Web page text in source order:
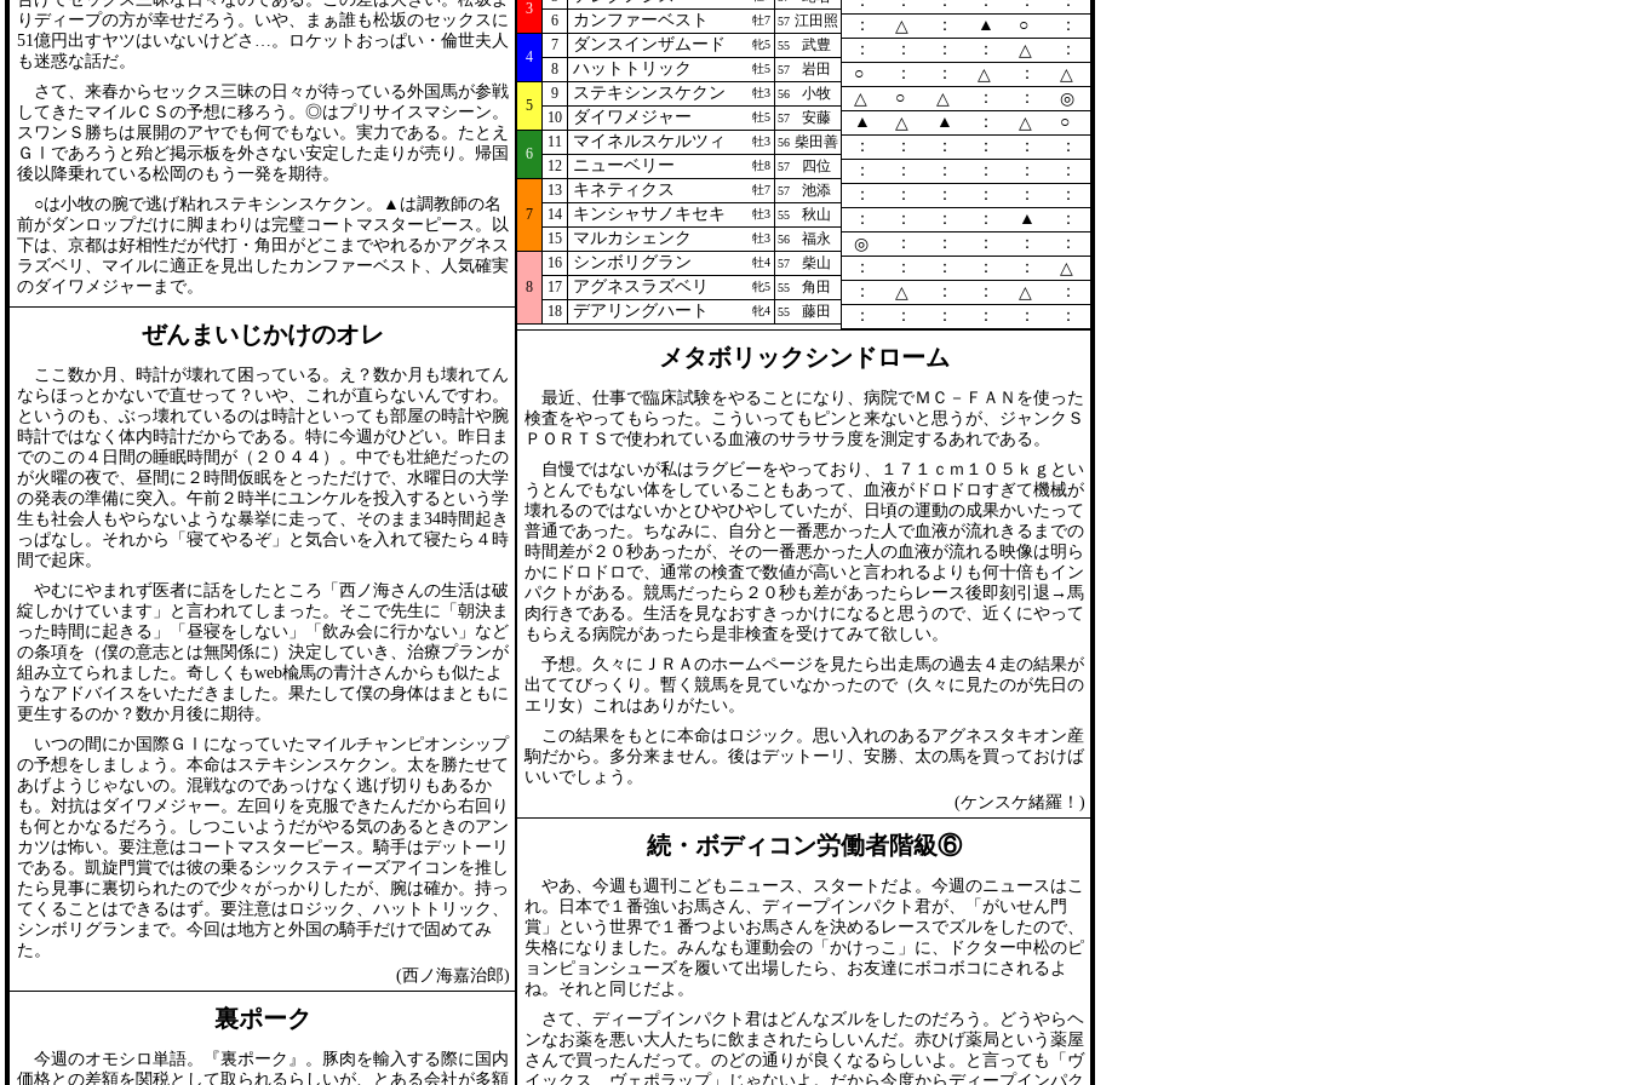
りディープの方が幸せだろう。いや、まぁ誰も松坂のセックスに
51億円出すヤツはいないけどさ…。ロケットおっぱい・倫世夫人
も迷惑な話だ。
さて、来春からセックス三昧の日々が待っている外国馬が参戦
してきたマイルＣＳの予想に移ろう。◎はプリサイスマシーン。
スワンＳ勝ちは展開のアヤでも何でもない。実力である。たとえ
ＧⅠであろうと殆ど掲示板を外さない安定した走りが売り。帰国
後以降乗れている松岡のもう一発を期待。
○は小牧の腕で逃げ粘れステキシンスケクン。▲は調教師の名
前がダンロップだけに脚まわりは完璧コートマスターピース。以
下は、京都は好相性だが代打・角田がどこまでやれるかアグネス
ラズベリ、マイルに適正を見出したカンファーベスト、人気確実
のダイワメジャーまで。
ぜんまいじかけのオレ
ここ数か月、時計が壊れて困っている。え？数か月も壊れてん
ならほっとかないで直せって？いや、これが直らないんですわ。
というのも、ぶっ壊れているのは時計といっても部屋の時計や腕
時計ではなく体内時計だからである。特に今週がひどい。昨日ま
でのこの４日間の睡眠時間が（２０４４）。中でも壮絶だったの
が火曜の夜で、昼間に２時間仮眠をとっただけで、水曜日の大学
の発表の準備に突入。午前２時半にユンケルを投入するという学
生も社会人もやらないような暴挙に走って、そのまま34時間起き
っぱなし。それから「寝てやるぞ」と気合いを入れて寝たら４時
間で起床。
やむにやまれず医者に話をしたところ「西ノ海さんの生活は破
綻しかけています」と言われてしまった。そこで先生に「朝決ま
った時間に起きる」「昼寝をしない」「飲み会に行かない」など
の条項を（僕の意志とは無関係に）決定していき、治療プランが
組み立てられました。奇しくもweb楡馬の青汁さんからも似たよ
うなアドバイスをいただきました。果たして僕の身体はまともに
更生するのか？数か月後に期待。
いつの間にか国際ＧⅠになっていたマイルチャンピオンシップ
の予想をしましょう。本命はステキシンスケクン。太を勝たせて
あげようじゃないの。混戦なのであっけなく逃げ切りもあるか
も。対抗はダイワメジャー。左回りを克服できたんだから右回り
も何とかなるだろう。しつこいようだがやる気のあるときのアン
カツは怖い。要注意はコートマスターピース。騎手はデットーリ
である。凱旋門賞では彼の乗るシックスティーズアイコンを推し
たら見事に裏切られたので少々がっかりしたが、腕は確か。持っ
てくることはできるはず。要注意はロジック、ハットトリック、
シンボリグランまで。今回は地方と外国の騎手だけで固めてみ
た。
(西ノ海嘉治郎)
裏ポーク
今週のオモシロ単語。『裏ポーク』。豚肉を輸入する際に国内
価格との差額を関税として取られるらしいが、とある会社が多額
3
6
カンファーベスト 牡7 57 江田照
4
7 ダンスインザムード 牝5 55
武豊
8
ハットトリック 牡5 57 岩田
5
9 ステキシンスケクン 牡3 56
小牧
10
ダイワメジャー 牡5 57 安藤
6
11 マイネルスケルツィ 牡3 56 柴田善
12
ニューベリー 牡8 57 四位
7
13 キネティクス 牡7 57
池添
14
キンシャサノキセキ 牡3 55
秋山
15
マルカシェンク 牡3 56 福永
8
16 シンボリグラン 牡4 57
柴山
17
アグネスラズベリ 牝5 55
角田
18
デアリングハート 牝4 55 藤田
：
△ ： ▲ ○
：
：
： ： ： △
：
○
： ： △ ：
△
△
○ △ ： ：
◎
▲
△ ▲ ： △
○
：
： ： ： ：
：
：
： ： ： ：
：
：
： ： ： ：
：
：
： ： ： ▲
：
◎
： ： ： ：
：
：
： ： ： ：
△
：
△ ： ： △
：
：
： ： ： ： ：
メタボリックシンドローム
最近、仕事で臨床試験をやることになり、病院でＭＣ－ＦＡＮを使った
検査をやってもらった。こういってもピンと来ないと思うが、ジャンクＳ
ＰＯＲＴＳで使われている血液のサラサラ度を測定するあれである。
自慢ではないが私はラグビーをやっており、１７１ｃｍ１０５ｋｇとい
うとんでもない体をしていることもあって、血液がドロドロすぎて機械が
壊れるのではないかとひやひやしていたが、日頃の運動の成果かいたって
普通であった。ちなみに、自分と一番悪かった人で血液が流れきるまでの
時間差が２０秒あったが、その一番悪かった人の血液が流れる映像は明ら
かにドロドロで、通常の検査で数値が高いと言われるよりも何十倍もイン
パクトがある。競馬だったら２０秒も差があったらレース後即刻引退→馬
肉行きである。生活を見なおすきっかけになると思うので、近くにやって
もらえる病院があったら是非検査を受けてみて欲しい。
予想。久々にＪＲＡのホームページを見たら出走馬の過去４走の結果が
出ててびっくり。暫く競馬を見ていなかったので（久々に見たのが先日の
エリ女）これはありがたい。
この結果をもとに本命はロジック。思い入れのあるアグネスタキオン産
駒だから。多分来ません。後はデットーリ、安勝、太の馬を買っておけば
いいでしょう。
(ケンスケ緒羅！)
続・ボディコン労働者階級⑥
やあ、今週も週刊こどもニュース、スタートだよ。今週のニュースはこ
れ。日本で１番強いお馬さん、ディープインパクト君が、「がいせん門
賞」という世界で１番つよいお馬さんを決めるレースでズルをしたので、
失格になりました。みんなも運動会の「かけっこ」に、ドクター中松のピ
ョンピョンシューズを履いて出場したら、お友達にボコボコにされるよ
ね。それと同じだよ。
さて、ディープインパクト君はどんなズルをしたのだろう。どうやらヘ
ンなお薬を悪い大人たちに飲まされたらしいんだ。赤ひげ薬局という薬屋
さんで買ったんだって。のどの通りが良くなるらしいよ。と言っても「ヴ
イックス ヴェポラップ」じゃないよ。だから今度からディープインパク